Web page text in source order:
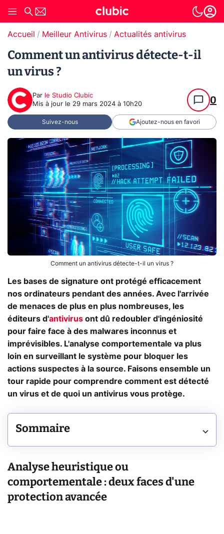
Accueil Meilleur Antivirus Actualités antivirus
Comment un antivirus détecte-t-il
un virus ?
Par le Studio Clubic
Mis à jour le 29 mars 2024 à 10h20 0
Suivez-nous Ajoutez-nous en favori
Comment un antivirus détecte-t-il un virus ?
Les bases de signature ont protégé efficacement
nos ordinateurs pendant des années. Avec l'arrivée
de menaces de plus en plus nombreuses, les
éditeurs d'antivirus ont dû redoubler d'ingéniosité
pour faire face à des malwares inconnus et
imprévisibles. L'analyse comportementale va plus
loin en surveillant le système pour bloquer les
actions suspectes à la source. Faisons ensemble un
tour rapide pour comprendre comment est détecté
un virus et de quoi un antivirus vous protège.
Sommaire
Analyse heuristique ou
comportementale : deux faces d'une
protection avancée